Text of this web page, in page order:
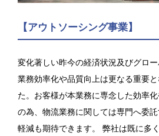
【アウトソーシング事業】
変化著しい昨今の経済状況及びグロー
業務効率化や品質向上は更なる重要
た。お客様が本業務に専念した効率
の為、物流業務に関しては専門へ委
軽減も期待できます。 弊社は既に多